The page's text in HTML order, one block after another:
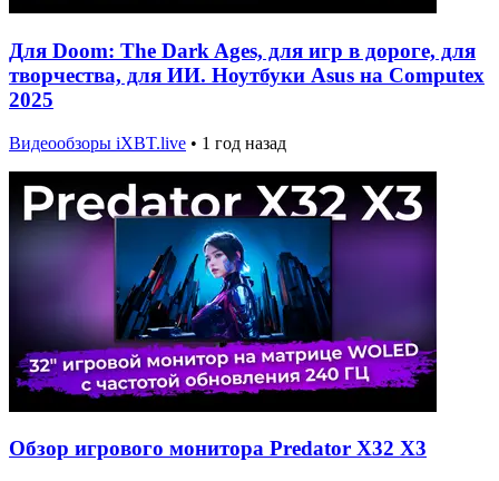
Для Doom: The Dark Ages, для игр в дороге, для
творчества, для ИИ. Ноутбуки Asus на Computex
2025
Видеообзоры iXBT.live • 1 год назад
Обзор игрового монитора Predator X32 X3